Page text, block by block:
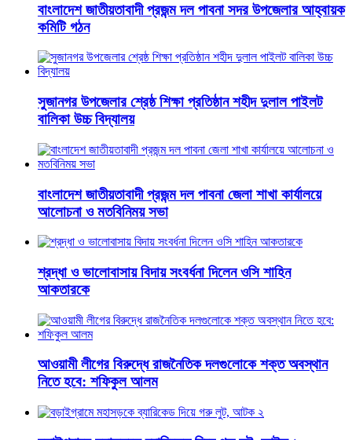
বাংলাদেশ জাতীয়তাবাদী প্রজন্ম দল পাবনা সদর উপজেলার আহ্বায়ক
কমিটি গঠন
সুজানগর উপজেলার শ্রেষ্ঠ শিক্ষা প্রতিষ্ঠান শহীদ দুলাল পাইলট
বালিকা উচ্চ বিদ্যালয়
বাংলাদেশ জাতীয়তাবাদী প্রজন্ম দল পাবনা জেলা শাখা কার্যালয়ে
আলোচনা ও মতবিনিময় সভা
শ্রদ্ধা ও ভালোবাসায় বিদায় সংবর্ধনা দিলেন ওসি শাহিন
আকতারকে
আওয়ামী লীগের বিরুদ্ধে রাজনৈতিক দলগুলোকে শক্ত অবস্থান
নিতে হবে: শফিকুল আলম